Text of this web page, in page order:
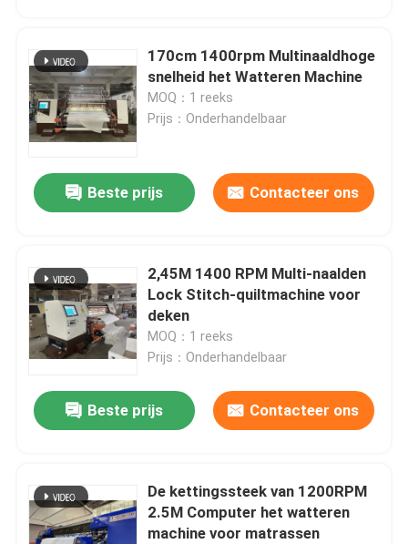
Producten
170cm 1400rpm Multinaaldhoge
snelheid het Watteren Machine
MOQ：1 reeks
Prijs：Onderhandelbaar
Beste prijs Contacteer ons
2,45M 1400 RPM Multi-naalden
Lock Stitch-quiltmachine voor
deken
MOQ：1 reeks
Prijs：Onderhandelbaar
Beste prijs Contacteer ons
De kettingssteek van 1200RPM
2.5M Computer het watteren
machine voor matrassen